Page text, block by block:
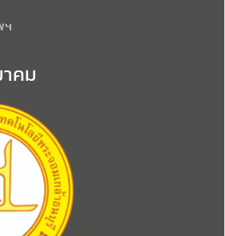
ฯ
คม